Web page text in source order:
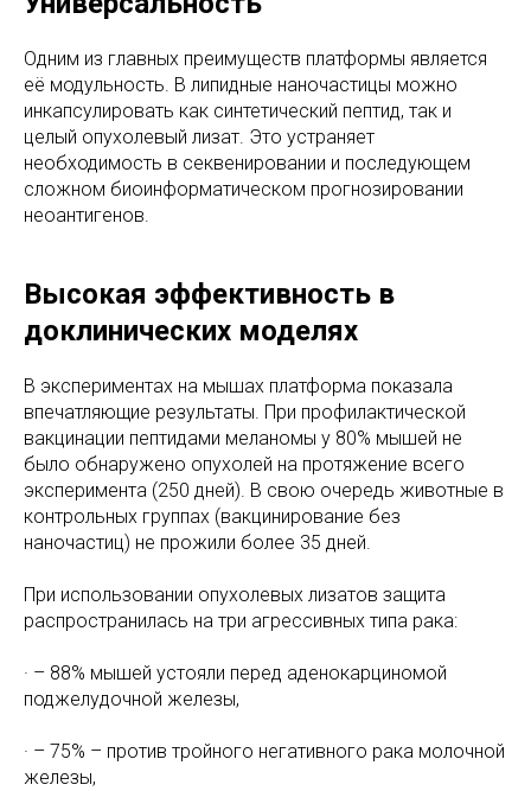
Одним из главных преимуществ платформы является
её модульность. В липидные наночастицы можно
инкапсулировать как синтетический пептид, так и
целый опухолевый лизат. Это устраняет
необходимость в секвенировании и последующем
сложном биоинформатическом прогнозировании
неоантигенов.
Высокая эффективность в
доклинических моделях
В экспериментах на мышах платформа показала
впечатляющие результаты. При профилактической
вакцинации пептидами меланомы у 80% мышей не
было обнаружено опухолей на протяжение всего
эксперимента (250 дней). В свою очередь животные в
контрольных группах (вакцинирование без
наночастиц) не прожили более 35 дней.
При использовании опухолевых лизатов защита
распространилась на три агрессивных типа рака:
· – 88% мышей устояли перед аденокарциномой
поджелудочной железы,
· – 75% – против тройного негативного рака молочной
железы,